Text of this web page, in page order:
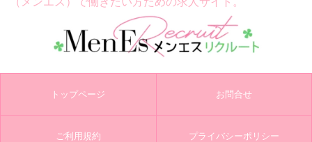
トップページ お問合せ
ご利用規約 プライバシーポリシー